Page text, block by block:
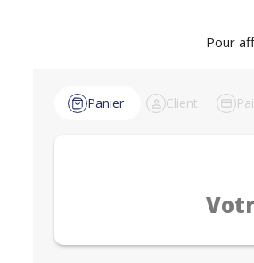
Pour
Panier Client